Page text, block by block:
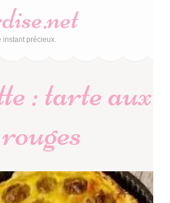
instant précieux.
:tarte aux